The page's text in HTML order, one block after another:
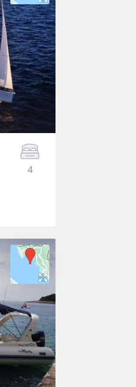
4